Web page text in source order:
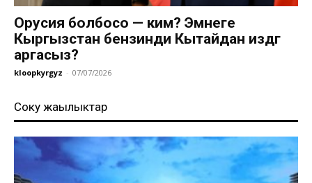
Орусия болбосо — ким? Эмнеге
Кыргызстан бензинди Кытайдан издөөгө
аргасыз?
kloopkyrgyz - 07/07/2026
Соңку жаңылыктар